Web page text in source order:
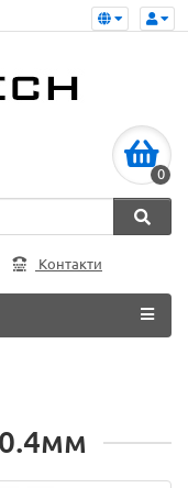
0
Контакти